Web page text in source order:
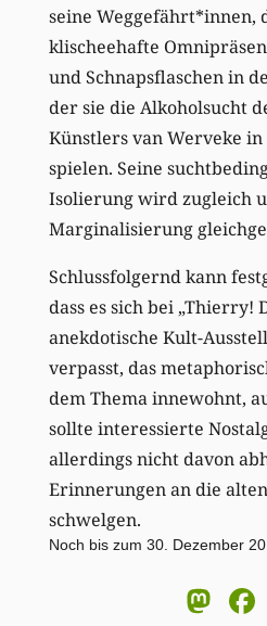
seine Weggefährt*innen,
klischeehafte
und Schnapsflaschen in
der sie die Alkoholsucht
Künstlers van Werveke
spielen. Seine
Isolierung wird zugleich
Marginalisierung
Schlussfolgernd kann
dass es sich bei „Thierry!
anekdotische Kult-
verpasst, das
dem Thema innewohnt,
sollte interessierte
allerdings nicht davon
Erinnerungen an die
schwelgen.
Noch bis zum 30. Dezember